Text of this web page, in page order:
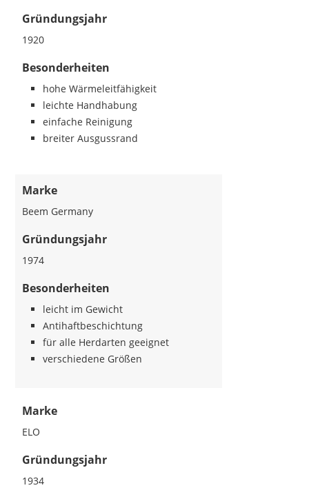
Gründungsjahr
1920
Besonderheiten
hohe Wärmeleitfähigkeit
leichte Handhabung
einfache Reinigung
breiter Ausgussrand
Marke
Beem Germany
Gründungsjahr
1974
Besonderheiten
leicht im Gewicht
Antihaftbeschichtung
für alle Herdarten geeignet
verschiedene Größen
Marke
ELO
Gründungsjahr
1934